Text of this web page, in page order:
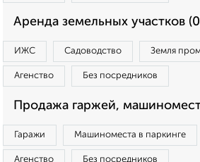
Аренда земельных участков
ИЖС Садоводство Земля
Агенство Без посредников
Продажа гаржей,
Гаражи Машиноместа в паркинге
Агенство Без посредников